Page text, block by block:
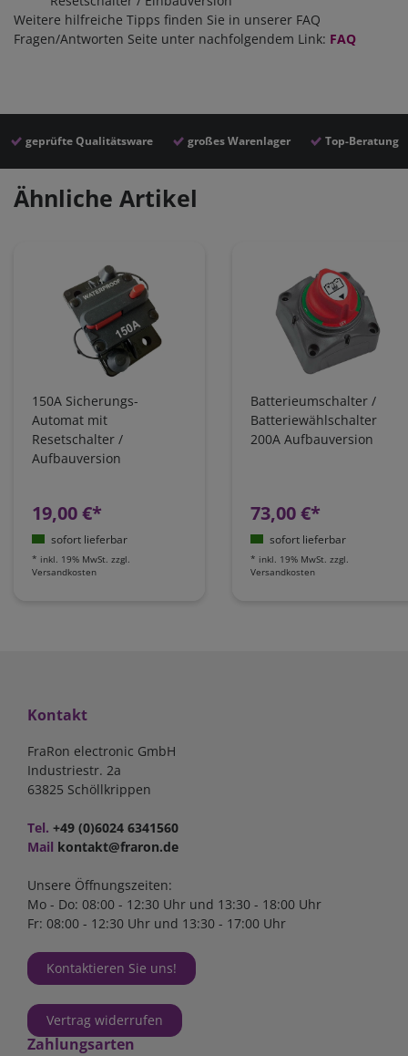
Weitere hilfreiche Tipps finden Sie in unserer FAQ
Fragen/Antworten Seite unter nachfolgendem Link: FAQ
geprüfte Qualitätsware großes Warenlager Top-Beratung
Ähnliche Artikel
150A Sicherungs-
Automat mit
Resetschalter /
Aufbauversion
19,00 €*
sofort lieferbar
* inkl. 19% MwSt. zzgl.
Versandkosten
Batterieumschalter /
Batteriewählschalter
200A Aufbauversion
73,00 €*
sofort lieferbar
* inkl. 19% MwSt. zzgl.
Versandkosten
Kontakt
FraRon electronic GmbH
Industriestr. 2a
63825 Schöllkrippen
Tel. +49 (0)6024 6341560
Mail kontakt@fraron.de
Unsere Öffnungszeiten:
Mo - Do: 08:00 - 12:30 Uhr und 13:30 - 18:00 Uhr
Fr: 08:00 - 12:30 Uhr und 13:30 - 17:00 Uhr
Kontaktieren Sie uns!
Vertrag widerrufen
Zahlungsarten